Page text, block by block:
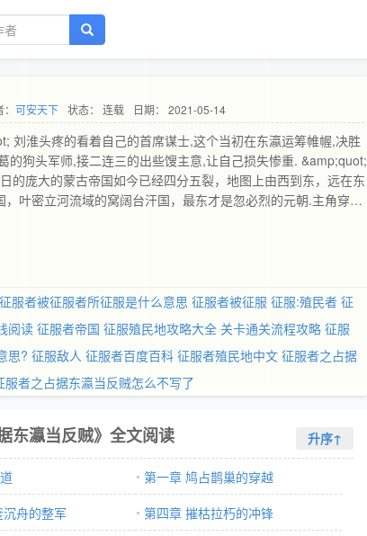
可安天下 状态： 连载 日期： 2021-05-14
刘淮头疼的看着自己的首席谋士,这个当初在东瀛运筹帷幄,决胜
的狗头军师,接二连三的出些馊主意,让自己损失惨重. &amp;quot;
的庞大的蒙古帝国如今已经四分五裂，地图上由西到东，远在东
叶密立河流域的窝阔台汗国，最东才是忽必烈的元朝.主角穿越
当反贼,灭元取而代之,横扫高丽,安南等地区,然后向东,沿着当年
帝国更伟大的征服.
征服者被征服者所征服是什么意思 征服者被征服 征服:殖民者 征
阅读 征服者帝国 征服殖民地攻略大全 关卡通关流程攻略 征服
思? 征服敌人 征服者百度百科 征服者殖民地中文 征服者之占据
服者之占据东瀛当反贼怎么不写了
东瀛当反贼》全文阅读 升序↑
第一章 鸠占鹊巢的穿越
舟的整军
第四章 摧枯拉朽的冲锋